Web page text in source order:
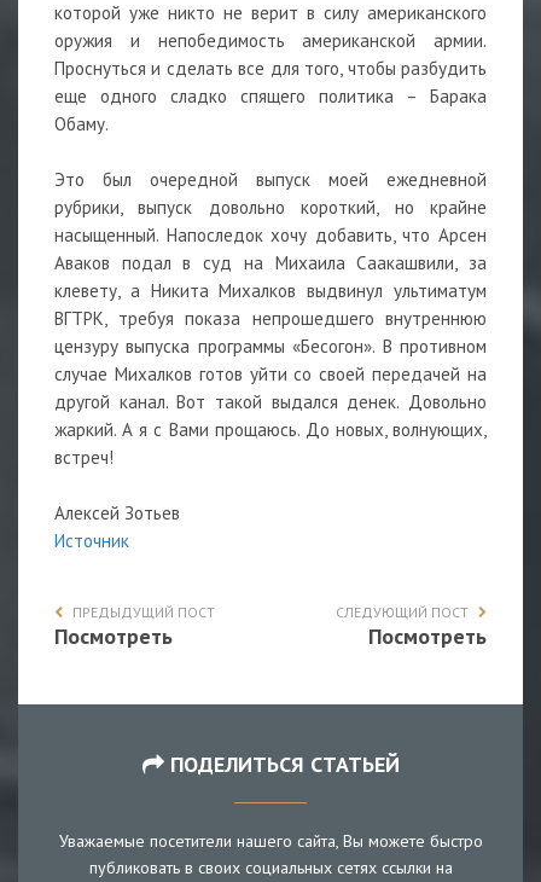
которой уже никто не верит в силу американского
оружия и непобедимость американской армии.
Проснуться и сделать все для того, чтобы разбудить
еще одного сладко спящего политика – Барака
Обаму.
Это был очередной выпуск моей ежедневной
рубрики, выпуск довольно короткий, но крайне
насыщенный. Напоследок хочу добавить, что Арсен
Аваков подал в суд на Михаила Саакашвили, за
клевету, а Никита Михалков выдвинул ультиматум
ВГТРК, требуя показа непрошедшего внутреннюю
цензуру выпуска программы «Бесогон». В противном
случае Михалков готов уйти со своей передачей на
другой канал. Вот такой выдался денек. Довольно
жаркий. А я с Вами прощаюсь. До новых, волнующих,
встреч!
Алексей Зотьев
Источник
ПРЕДЫДУЩИЙ ПОСТ
Посмотреть
СЛЕДУЮЩИЙ ПОСТ
Посмотреть
ПОДЕЛИТЬСЯ СТАТЬЕЙ
Уважаемые посетители нашего сайта, Вы можете быстро
публиковать в своих социальных сетях ссылки на